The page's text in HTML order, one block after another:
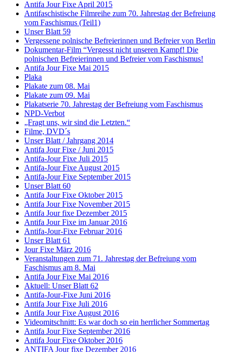
Antifa Jour Fixe April 2015
Antifaschistische Filmreihe zum 70. Jahrestag der Befreiung
vom Faschismus (Teil1)
Unser Blatt 59
Vergessene polnische Befreierinnen und Befreier von Berlin
Dokumentar-Film “Vergesst nicht unseren Kampf! Die
polnischen Befreierinnen und Befreier vom Faschismus!
Antifa Jour Fixe Mai 2015
Plaka
Plakate zum 08. Mai
Plakate zum 09. Mai
Plakatserie 70. Jahrestag der Befreiung vom Faschismus
NPD-Verbot
„Fragt uns, wir sind die Letzten.“
Filme, DVD´s
Unser Blatt / Jahrgang 2014
Antifa Jour Fixe / Juni 2015
Antifa-Jour Fixe Juli 2015
Antifa-Jour Fixe August 2015
Antifa-Jour Fixe September 2015
Unser Blatt 60
Antifa Jour Fixe Oktober 2015
Antifa Jour Fixe November 2015
Antifa Jour fixe Dezember 2015
Antifa Jour Fixe im Januar 2016
Antifa-Jour-Fixe Februar 2016
Unser Blatt 61
Jour Fixe März 2016
Veranstaltungen zum 71. Jahrestag der Befreiung vom
Faschismus am 8. Mai
Antifa Jour Fixe Mai 2016
Aktuell: Unser Blatt 62
Antifa-Jour-Fixe Juni 2016
Antifa Jour Fixe Juli 2016
Antifa Jour Fixe August 2016
Videomitschnitt: Es war doch so ein herrlicher Sommertag
Antifa Jour Fixe September 2016
Antifa Jour Fixe Oktober 2016
ANTIFA Jour fixe Dezember 2016